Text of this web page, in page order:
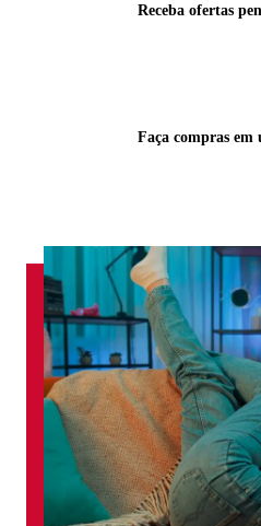
Receba ofertas
Faça compras em